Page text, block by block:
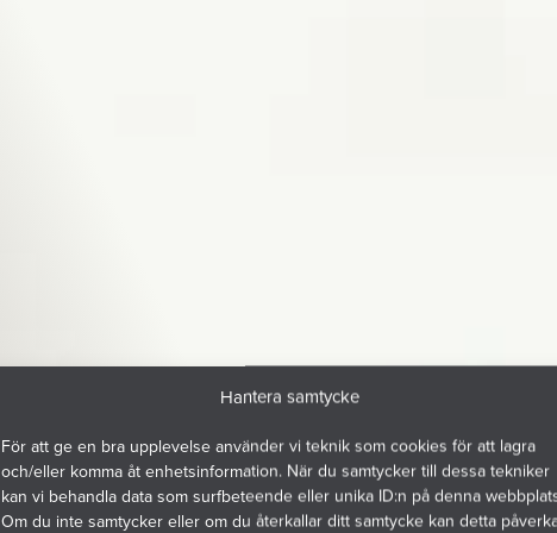
Hantera samtycke
För att ge en bra upplevelse använder vi teknik som cookies för att lagra
och/eller komma åt enhetsinformation. När du samtycker till dessa tekniker
kan vi behandla data som surfbeteende eller unika ID:n på denna
Om du inte samtycker eller om du återkallar ditt samtycke kan detta